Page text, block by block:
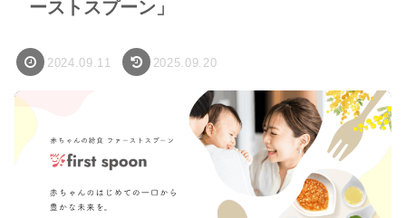
ーストスプーン」
2024.09.11 2025.09.20